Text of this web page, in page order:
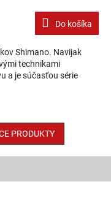
Do košíka
Shimano. Navijak
technikami
a je súčasťou série
PRODUKTY